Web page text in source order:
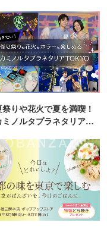
りや花火で夏を満喫！
ミノルタプラネタリア